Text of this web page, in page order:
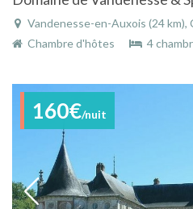
Vandenesse-en-Auxois (24 km), Côte-d'Or,
Chambre d'hôtes
4
160€/nuit